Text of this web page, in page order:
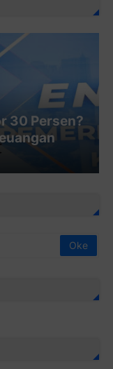
30 Persen?